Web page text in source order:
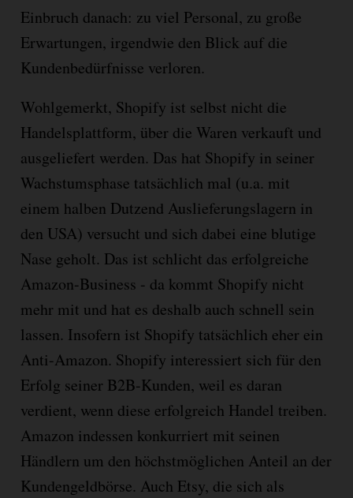
Einbruch danach: zu viel Personal, zu große
Erwartungen, irgendwie den Blick auf die
Kundenbedürfnisse verloren.
Wohlgemerkt, Shopify ist selbst nicht die
Handelsplattform, über die Waren verkauft und
ausgeliefert werden. Das hat Shopify in seiner
Wachstumsphase tatsächlich mal (u.a. mit
einem halben Dutzend Auslieferungslagern in
den USA) versucht und sich dabei eine blutige
Nase geholt. Das ist schlicht das erfolgreiche
Amazon-Business - da kommt Shopify nicht
mehr mit und hat es deshalb auch schnell sein
lassen. Insofern ist Shopify tatsächlich eher ein
Anti-Amazon. Shopify interessiert sich für den
Erfolg seiner B2B-Kunden, weil es daran
verdient, wenn diese erfolgreich Handel treiben.
Amazon indessen konkurriert mit seinen
Händlern um den höchstmöglichen Anteil an der
Kundengeldbörse. Auch Etsy, die sich als